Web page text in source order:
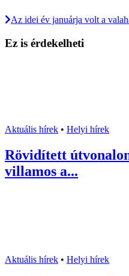
Az idei év januárja volt a
Ez is érdekelheti
Aktuális hírek • Helyi hírek
Rövidített
villamos a...
Aktuális hírek • Helyi hírek